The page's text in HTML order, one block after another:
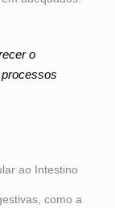
o
ao Intestino
como a